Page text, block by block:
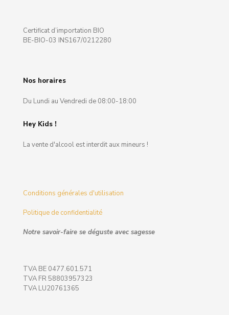
Certificat d’importation BIO
BE-BIO-03 INS167/0212280
Nos horaires
Du Lundi au Vendredi de 08:00-18:00
Hey Kids !
La vente d'alcool est interdit aux mineurs !
Conditions générales d'utilisation
Politique de confidentialité
Notre savoir-faire se déguste avec sagesse
TVA BE 0477.601.571
TVA FR 58803957323
TVA LU20761365